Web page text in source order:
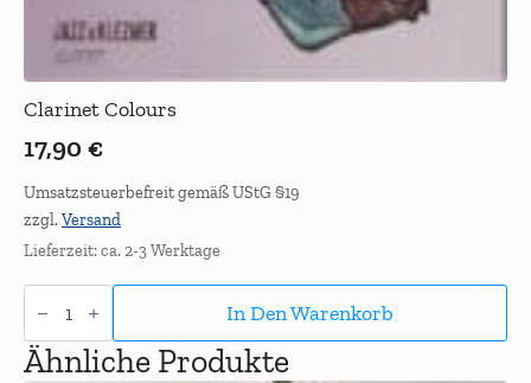
Clarinet Colours
17,90 €
Umsatzsteuerbefreit gemäß UStG §19
zzgl.Versand
Lieferzeit: ca. 2-3 Werktage
Clarinet
Colours
In Den Warenkorb
Ähnliche Produkte